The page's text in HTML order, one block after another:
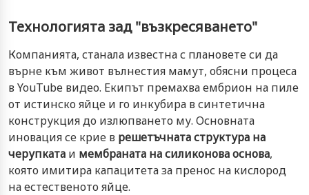
Технологията зад "възкресяването"
Компанията, станала известна с плановете си да
върне към живот вълнестия мамут, обясни процеса
в YouTube видео. Екипът премахва ембрион на пиле
от истинско яйце и го инкубира в синтетична
конструкция до излюпването му. Основната
иновация се крие в решетъчната структура на
черупката и мембраната на силиконова основа,
която имитира капацитета за пренос на кислород
на естественото яйце.